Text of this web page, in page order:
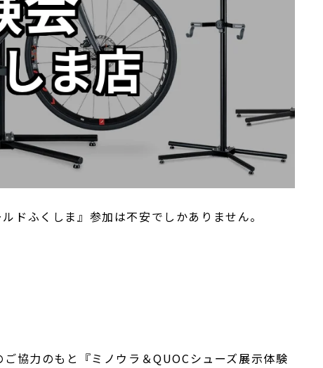
ドふくしま』参加は不安でしかありません。
協力のもと『ミノウラ＆QUOCシューズ展示体験